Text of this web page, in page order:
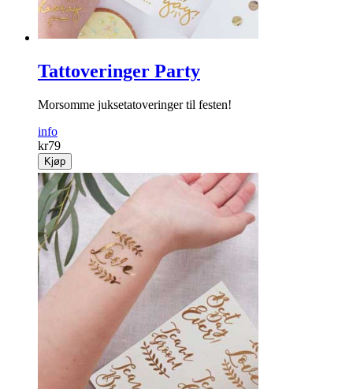
Tattoveringer Party
Morsomme juksetatoveringer til festen!